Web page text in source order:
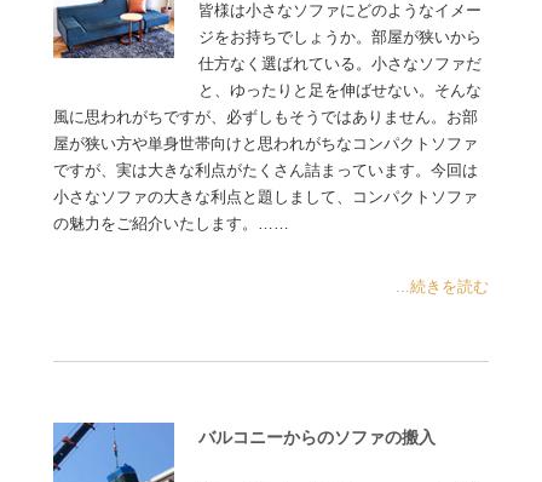
皆様は小さなソファにどのようなイメー
ジをお持ちでしょうか。部屋が狭いから
仕方なく選ばれている。小さなソファだ
と、ゆったりと足を伸ばせない。そんな
風に思われがちですが、必ずしもそうではありません。お部
屋が狭い方や単身世帯向けと思われがちなコンパクトソファ
ですが、実は大きな利点がたくさん詰まっています。今回は
小さなソファの大きな利点と題しまして、コンパクトソファ
の魅力をご紹介いたします。……
...続きを読む
バルコニーからのソファの搬入